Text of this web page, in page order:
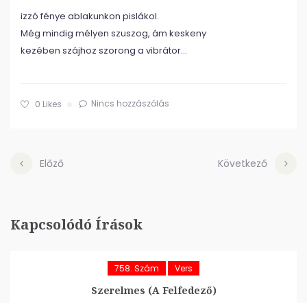
izzó fénye ablakunkon pislákol.
Még mindig mélyen szuszog, ám keskeny
kezében szájhoz szorong a vibrátor…
0 Likes Nincs hozzászólás
Előző Következő
Kapcsolódó Írások
758. Szám Vers
Szerelmes (A Felfedező)